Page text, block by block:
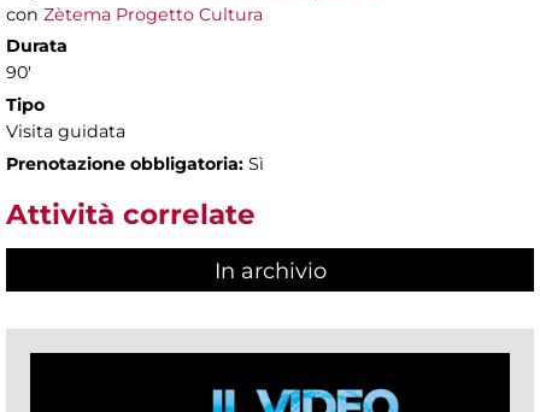
con Zètema Progetto Cultura
Durata
90'
Tipo
Visita guidata
Prenotazione obbligatoria: Sì
Attività correlate
In archivio